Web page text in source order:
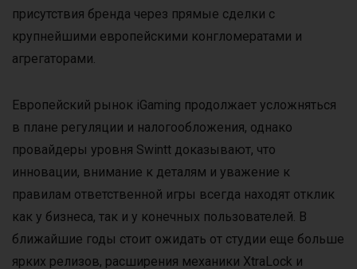
присутствия бренда через прямые сделки с
крупнейшими европейскими конгломератами и
агрегаторами.
Европейский рынок iGaming продолжает усложняться
в плане регуляции и налогообложения, однако
провайдеры уровня Swintt доказывают, что
инновации, внимание к деталям и уважение к
правилам ответственной игры всегда находят отклик
как у бизнеса, так и у конечных пользователей. В
ближайшие годы стоит ожидать от студии еще больше
ярких релизов, расширения механики XtraLock и